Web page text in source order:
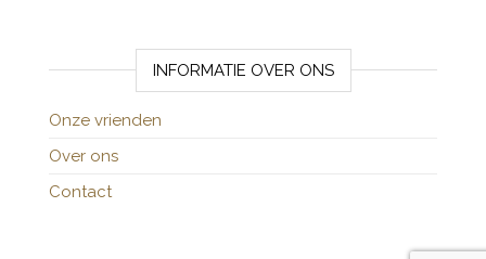
INFORMATIE OVER ONS
Onze vrienden
Over ons
Contact